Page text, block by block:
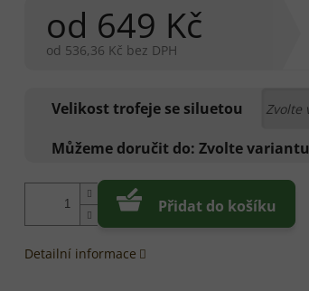
od 649 Kč
od 536,36 Kč bez DPH
Velikost trofeje se siluetou
Můžeme doručit do: Zvolte variantu
Přidat do košíku
Detailní informace